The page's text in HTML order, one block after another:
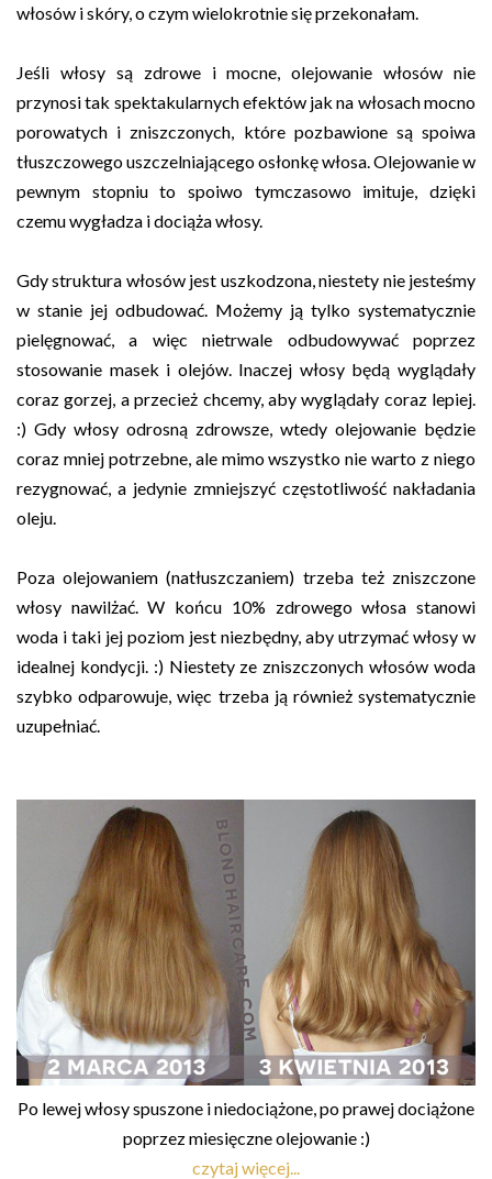
włosów i skóry, o czym wielokrotnie się przekonałam.
Jeśli włosy są zdrowe i mocne, olejowanie włosów nie
przynosi tak spektakularnych efektów jak na włosach mocno
porowatych i zniszczonych, które pozbawione są spoiwa
tłuszczowego uszczelniającego osłonkę włosa. Olejowanie w
pewnym stopniu to spoiwo tymczasowo imituje, dzięki
czemu wygładza i dociąża włosy.
Gdy struktura włosów jest uszkodzona, niestety nie jesteśmy
w stanie jej odbudować. Możemy ją tylko systematycznie
pielęgnować, a więc nietrwale odbudowywać poprzez
stosowanie masek i olejów. Inaczej włosy będą wyglądały
coraz gorzej, a przecież chcemy, aby wyglądały coraz lepiej.
:) Gdy włosy odrosną zdrowsze, wtedy olejowanie będzie
coraz mniej potrzebne, ale mimo wszystko nie warto z niego
rezygnować, a jedynie zmniejszyć częstotliwość nakładania
oleju.
Poza olejowaniem (natłuszczaniem) trzeba też zniszczone
włosy nawilżać. W końcu 10% zdrowego włosa stanowi
woda i taki jej poziom jest niezbędny, aby utrzymać włosy w
idealnej kondycji. :) Niestety ze zniszczonych włosów woda
szybko odparowuje, więc trzeba ją również systematycznie
uzupełniać.
Po lewej włosy spuszone i niedociążone, po prawej dociążone
poprzez miesięczne olejowanie :)
czytaj więcej...